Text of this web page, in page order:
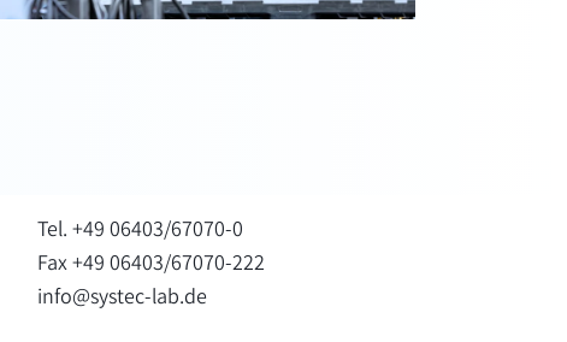
Tel. +49 06403/67070-0
Fax +49 06403/67070-222
info@systec-lab.de